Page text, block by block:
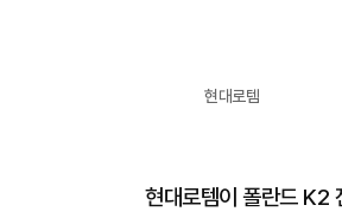
현대로템
현대로템이 폴란드 K2